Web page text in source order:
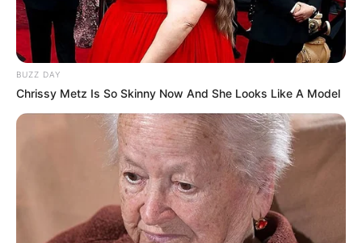
nevetése és humora, amit ő „prolinak” és éretlennek
tart. Közvetlenül is kifejezte, hogy semmi érzelmet
nem táplál férje iránt: „Pont annyit érzek Zoli iránt,
mint egy korlát iránt: semmit.” Az érintést, amely
Zoli szeretetnyelve, Orsi elutasította, mondván,
hogy ez számára teher. Sőt, a jegygyűrűjét is
levette, jelezve, hogy nem érzi magát készen a
házasság szerepére.
BUZZ DAY
Chrissy Metz Is So Skinny Now And She Looks Like A Model